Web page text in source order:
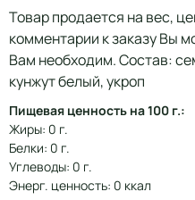
Товар продается на вес,
комментарии к заказу Вы
Вам необходим. Состав:
кунжут белый, укроп
Пищевая ценность на 100 г.:
Жиры: 0 г.
Белки: 0 г.
Углеводы: 0 г.
Энерг. ценность: 0 ккал